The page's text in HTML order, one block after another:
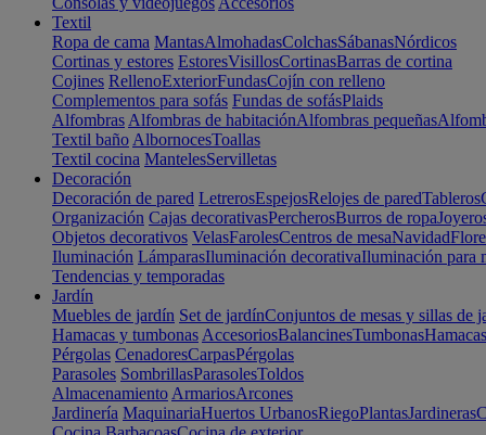
Textil
Ropa de cama MantasAlmohadasColchasSábanasNórdicos
Cortinas y estores EstoresVisillosCortinasBarras de cortina
Cojines RellenoExteriorFundasCojín con relleno
Complementos para sofás Fundas de sofásPlaids
Alfombras Alfombras de habitaciónAlfombras pequeñas
Textil baño AlbornocesToallas
Textil cocina MantelesServilletas
Decoración
Decoración de pared LetrerosEspejosRelojes de paredTableros
Organización Cajas decorativasPercherosBurros de ropa
Objetos decorativos VelasFarolesCentros de mesaNavidad
Iluminación LámparasIluminación decorativaIluminación para
Tendencias y temporadas
Jardín
Muebles de jardín Set de jardínConjuntos de mesas y sillas de
Hamacas y tumbonas AccesoriosBalancinesTumbonasHamacas
Pérgolas CenadoresCarpasPérgolas
Parasoles SombrillasParasolesToldos
Almacenamiento ArmariosArcones
Jardinería MaquinariaHuertos UrbanosRiegoPlantasJardineras